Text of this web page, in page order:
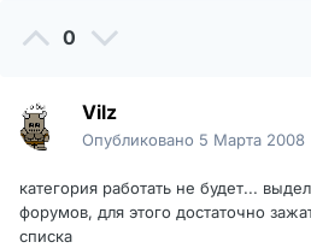
0
Vilz
Опубликовано 5 Марта 2008
категория работать не будет...
форумов, для этого достаточно
списка